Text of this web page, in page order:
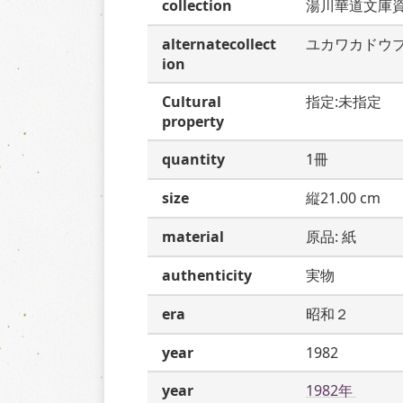
collection
湯川華道文庫
alternatecollect
ion
ユカワカドウ
Cultural
property
指定:未指定
quantity
1冊
size
縦21.00 cm
material
原品: 紙
authenticity
実物
era
昭和２
year
1982
year
1982年